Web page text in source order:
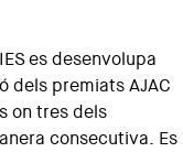
es desenvolupa
dels premiats AJAC
on tres dels
consecutiva. Es